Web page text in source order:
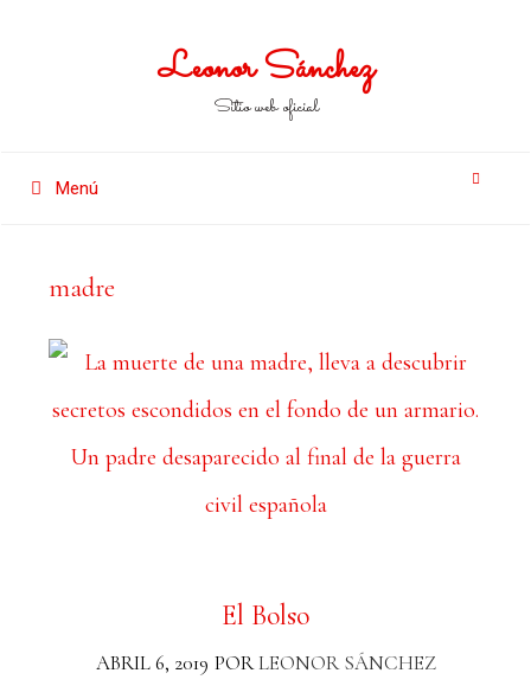
Leonor Sánchez
Sitio web oficial
Menú
madre
El Bolso
ABRIL 6, 2019 PORLEONOR SÁNCHEZ